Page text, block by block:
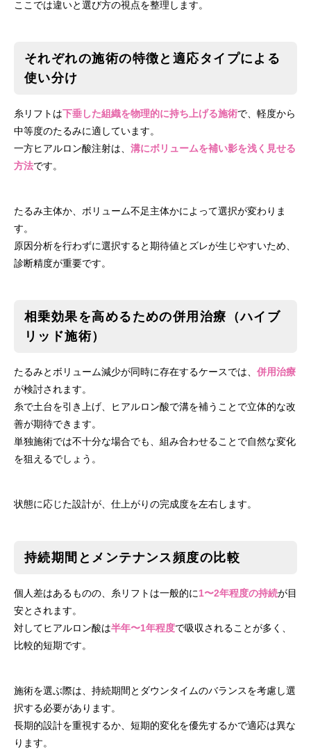
ここでは違いと選び方の視点を整理します。
それぞれの施術の特徴と適応タイプによる
使い分け
糸リフトは下垂した組織を物理的に持ち上げる施術で、軽度から
中等度のたるみに適しています。
一方ヒアルロン酸注射は、 溝にボリュームを補い影を浅く見せる
方法です。
たるみ主体か、ボリューム不足主体かによって選択が変わりま
す。
原因分析を行わずに選択すると期待値とズレが生じやすいため、
診断精度が重要です。
相乗効果を高めるための併用治療（ハイブ
リッド施術）
たるみとボリューム減少が同時に存在するケースでは、 併用治療
が検討されます。
糸で土台を引き上げ、ヒアルロン酸で溝を補うことで立体的な改
善が期待できます。
単独施術では不十分な場合でも、組み合わせることで自然な変化
を狙えるでしょう。
状態に応じた設計が、仕上がりの完成度を左右します。
持続期間とメンテナンス頻度の比較
個人差はあるものの、糸リフトは一般的に1〜2年程度の持続が目
安とされます。
対してヒアルロン酸は半年〜1年程度で吸収されることが多く、
比較的短期です。
施術を選ぶ際は、持続期間とダウンタイムのバランスを考慮し選
択する必要があります。
長期的設計を重視するか、短期的変化を優先するかで適応は異な
ります。